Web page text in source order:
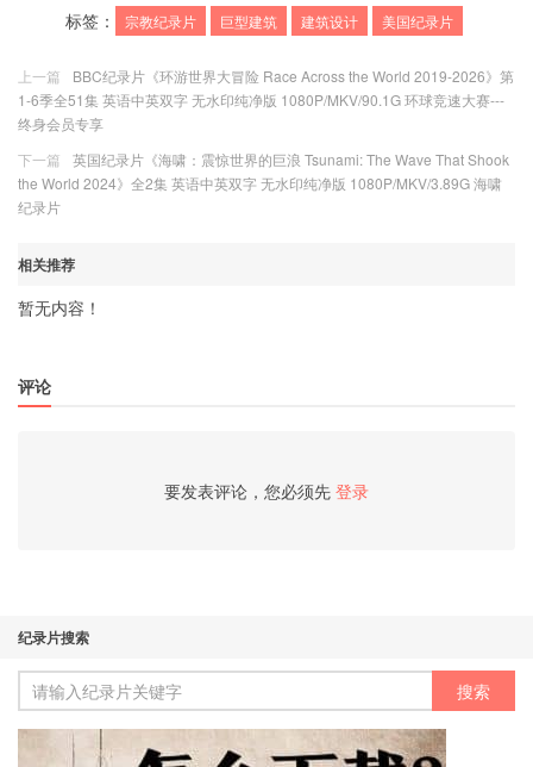
标签： 宗教纪录片 巨型建筑 建筑设计 美国纪录片
上一篇
BBC纪录片《环游世界大冒险 Race Across the World 2019-2026》第
1-6季全51集 英语中英双字 无水印纯净版 1080P/MKV/90.1G 环球竞速大赛---
终身会员专享
下一篇
英国纪录片《海啸：震惊世界的巨浪 Tsunami: The Wave That Shook
the World 2024》全2集 英语中英双字 无水印纯净版 1080P/MKV/3.89G 海啸
纪录片
相关推荐
暂无内容！
评论
要发表评论，您必须先 登录
纪录片搜索